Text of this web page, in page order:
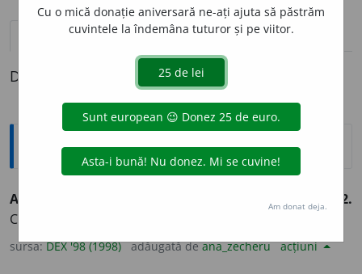
definiții (1) pronunțievolume_up (1)
Definiția cu ID-ul 1163:
Explicative DEX
AFECTIVIT
2.
Comportare emotivă; sensibilitate. – Din
sursa:DEX '98 (1998) adăugată deana_zecheru acțiuni
Cu o mică donație aniversară ne-ați ajuta să păstrăm
cuvintele la îndemâna tuturor și pe viitor.
Am donat deja.